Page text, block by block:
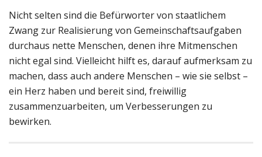
Nicht selten sind die Befürworter von staatlichem
Zwang zur Realisierung von Gemeinschaftsaufgaben
durchaus nette Menschen, denen ihre Mitmenschen
nicht egal sind. Vielleicht hilft es, darauf aufmerksam zu
machen, dass auch andere Menschen – wie sie selbst –
ein Herz haben und bereit sind, freiwillig
zusammenzuarbeiten, um Verbesserungen zu
bewirken.